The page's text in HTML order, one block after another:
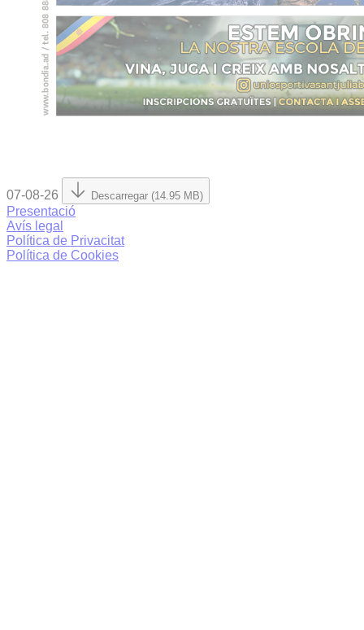
07-08-26 Descarregar (14.95 MB)
Presentació
Avís legal
Política de Privacitat
Política de Cookies